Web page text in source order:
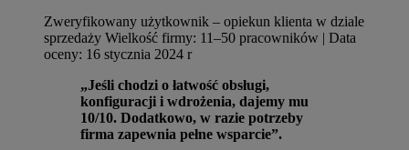
Zweryfikowany użytkownik – opiekun klienta w dziale
sprzedaży Wielkość firmy: 11–50 pracowników | Data
oceny: 16 stycznia 2024 r
„Jeśli chodzi o łatwość obsługi,
konfiguracji i wdrożenia, dajemy mu
10/10. Dodatkowo, w razie potrzeby
firma zapewnia pełne wsparcie”.